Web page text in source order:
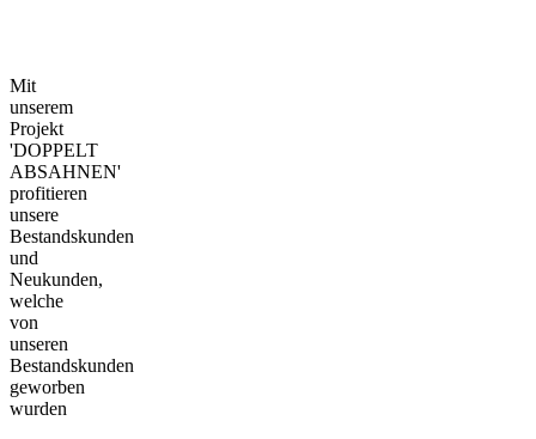
Mit
unserem
Projekt
'DOPPELT
ABSAHNEN'
profitieren
unsere
Bestandskunden
und
Neukunden,
welche
von
unseren
Bestandskunden
geworben
wurden